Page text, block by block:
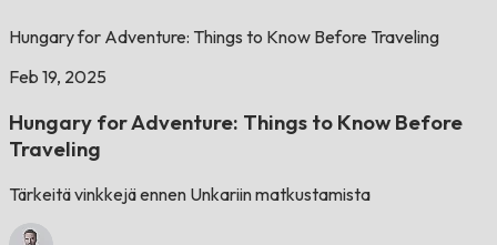
Hungary for Adventure: Things to Know Before Traveling
Feb 19, 2025
Hungary for Adventure: Things to Know Before
Traveling
Tärkeitä vinkkejä ennen Unkariin matkustamista